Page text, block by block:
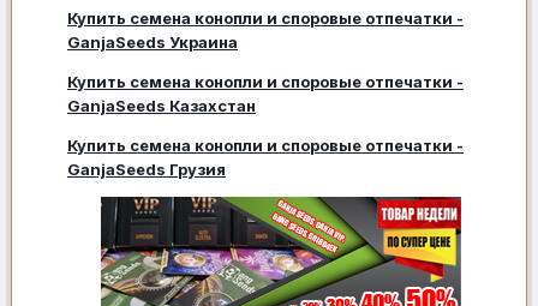
Купить семена конопли и споровые отпечатки -
GanjaSeeds Украина
Купить семена конопли и споровые отпечатки -
GanjaSeeds Казахстан
Купить семена конопли и споровые отпечатки -
GanjaSeeds Грузия